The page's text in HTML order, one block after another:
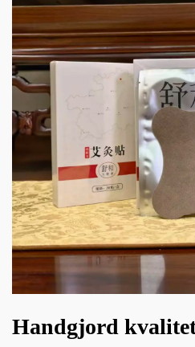
Handgjord